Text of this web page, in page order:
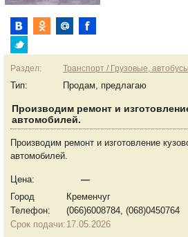
Раздел: Транспорт / Грузовые,
Тип: Продам, предлагаю
Производим ремонт и
автомобилей.
Производим ремонт и изготовление
автомобилей.
Цена:
—
Город
Кременчуг
Телефон:
(066)6008784, (068)0450764
Срок подачи: 17.05.2026